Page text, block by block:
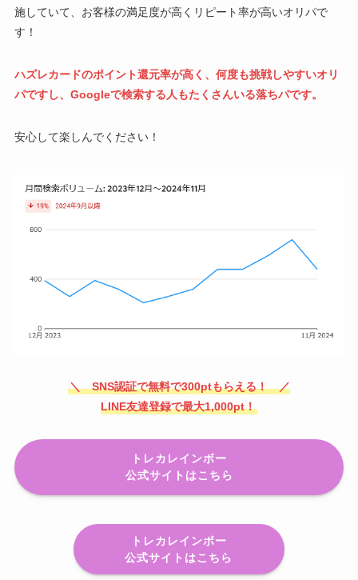
施していて、お客様の満足度が高くリピート率が高いオリパで
す！
ハズレカードのポイント還元率が高く、何度も挑戦しやすいオリ
パですし、Googleで検索する人もたくさんいる落ちパです。
安心して楽しんでください！
＼ SNS認証で無料で300ptもらえる！ ／
LINE友達登録で最大1,000pt！
トレカレインボー
公式サイトはこちら
トレカレインボー
公式サイトはこちら